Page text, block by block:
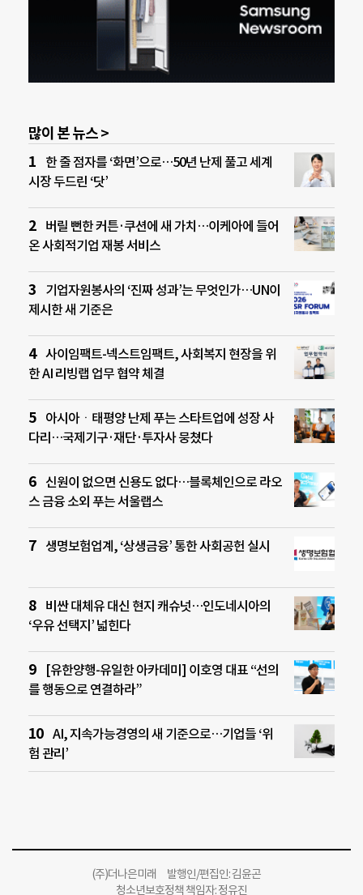
많이 본 뉴스 >
한 줄 점자를 ‘화면’으로…50년 난제 풀고 세계
시장 두드린 ‘닷’
버릴 뻔한 커튼·쿠션에 새 가치…이케아에 들어
온 사회적기업 재봉 서비스
기업자원봉사의 ‘진짜 성과’는 무엇인가…UN이
제시한 새 기준은
사이임팩트-넥스트임팩트, 사회복지 현장을 위
한 AI 리빙랩 업무 협약 체결
아시아ㆍ태평양 난제 푸는 스타트업에 성장 사
다리…국제기구·재단·투자사 뭉쳤다
신원이 없으면 신용도 없다…블록체인으로 라오
스 금융 소외 푸는 서울랩스
생명보험업계, ‘상생금융’ 통한 사회공헌 실시
비싼 대체유 대신 현지 캐슈넛…인도네시아의
‘우유 선택지’ 넓힌다
[유한양행-유일한 아카데미] 이호영 대표 “선의
를 행동으로 연결하라”
AI, 지속가능경영의 새 기준으로…기업들 ‘위
험 관리’
(주)더나은미래 발행인/편집인: 김윤곤
청소년보호정책 책임자: 정유진